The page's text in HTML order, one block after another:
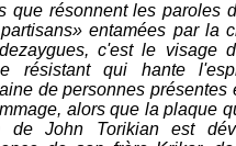
que résonnent les paroles
entamées par la
c'est le visage
résistant qui hante
de personnes présentes
alors que la plaque
de John Torikian est